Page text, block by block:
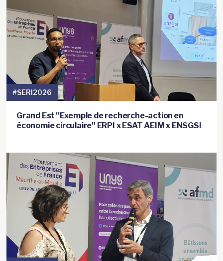
#SERI2026
Grand Est ''Exemple de recherche-action en
économie circulaire'' ERPI x ESAT AEIM x ENSGSI